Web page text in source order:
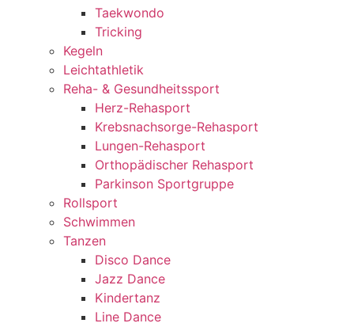
Taekwondo
Tricking
Kegeln
Leichtathletik
Reha- & Gesundheitssport
Herz-Rehasport
Krebsnachsorge-Rehasport
Lungen-Rehasport
Orthopädischer Rehasport
Parkinson Sportgruppe
Rollsport
Schwimmen
Tanzen
Disco Dance
Jazz Dance
Kindertanz
Line Dance